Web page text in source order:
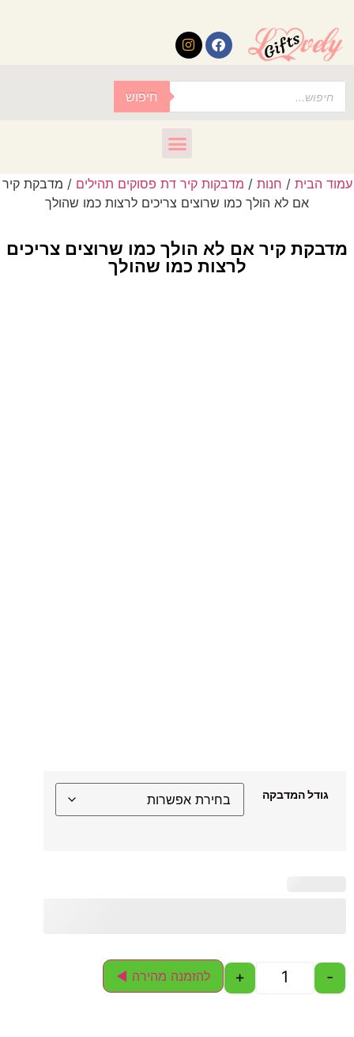
חיפוש
עמוד הבית / חנות / מדבקות קיר דת פסוקים תהילים / מדבקת קיר
אם לא הולך כמו שרוצים צריכים לרצות כמו שהולך
מדבקת קיר אם לא הולך כמו שרוצים צריכים
לרצות כמו שהולך
גודל המדבקה
-
+ להזמנה מהירה ◄